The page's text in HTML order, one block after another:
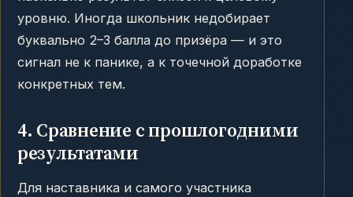
уровню. Иногда школьник недобирает
буквально 2–3 балла до призёра — и это
сигнал не к панике, а к точечной доработке
конкретных тем.
4. Сравнение с прошлогодними
результатами
Для наставника и самого участника